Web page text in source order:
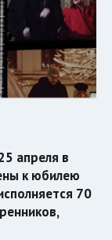
апреля в
к юбилею
70